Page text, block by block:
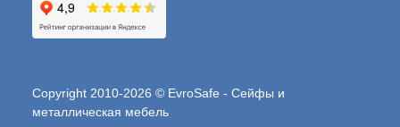
Copyright 2010-2026 © EvroSafe - Сейфы и
металлическая мебель